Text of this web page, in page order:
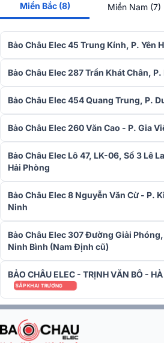
=> Xem thêm:Micro không dây BIK BJ-
5, Loa Sub Điện BIK BJ-W25AV II
Miền Bắc (8) Miền Nam (7)
Bảo Châu Elec 45 Trung Kính, P. Yên
Bảo Châu Elec 287 Trần Khát Chân,
Bảo Châu Elec 454 Quang Trung, P.
Bảo Châu Elec 260 Văn Cao - P. Gia
Bảo Châu Elec Lô 47, LK-06, Số 3 Lê
Hải Phòng
Bảo Châu Elec 8 Nguyễn Văn Cừ - P.
Ninh
Bảo Châu Elec 307 Đường Giải
Ninh Bình (Nam Định cũ)
BẢO CHÂU ELEC - TRỊNH VĂN BÔ -
SẮP KHAI TRƯƠNG